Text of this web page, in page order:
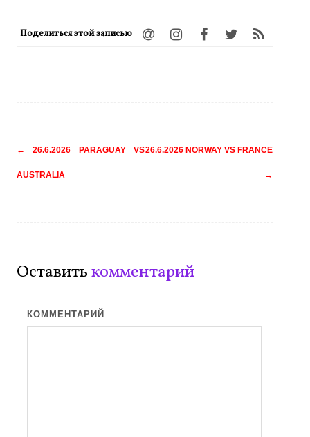
Поделиться этой записью
Навигация
← 26.6.2026 PARAGUAY VS
AUSTRALIA
26.6.2026 NORWAY VS FRANCE
→
Оставитькомментарий
КОММЕНТАРИЙ